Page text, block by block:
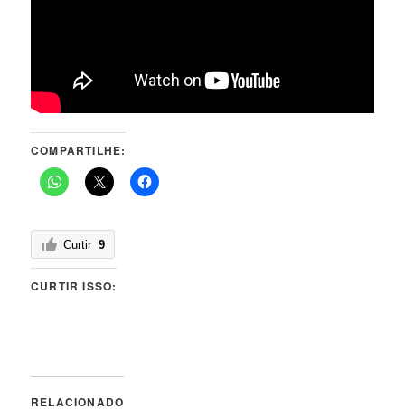
COMPARTILHE:
Curtir 9
CURTIR ISSO:
RELACIONADO